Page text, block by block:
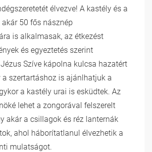
élvezve! A kastély és a
50 fős násznép
is alkalmasak, az étkezést
és egyeztetés szerint
Szíve kápolna kulcsa hazatért
a szertartáshoz is ajánlhatjuk a
a kastély urai is esküdtek. Az
lehet a zongorával felszerelt
akár a csillagok és réz lanternák
ahol háborítatlanul élvezhetik a
mulatságot.